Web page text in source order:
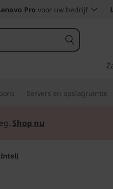
Pro voor uw bedrijf
Servers en opslagruimte
Shop nu